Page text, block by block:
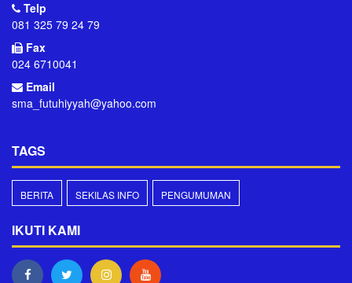
Telp
081 325 79 24 79
Fax
024 6710041
Email
sma_futuhiyyah@yahoo.com
TAGS
BERITA SEKILAS INFO PENGUMUMAN
IKUTI KAMI